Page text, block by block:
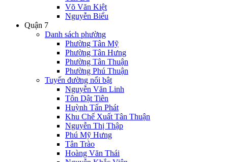
Võ Văn Kiệt
Nguyễn Biểu
Quận 7
Danh sách phường
Phường Tân Mỹ
Phường Tân Hưng
Phường Tân Thuận
Phường Phú Thuận
Tuyến đường nổi bật
Nguyễn Văn Linh
Tôn Dật Tiên
Huỳnh Tấn Phát
Khu Chế Xuất Tân Thuận
Nguyễn Thị Thập
Phú Mỹ Hưng
Tân Trào
Hoàng Văn Thái